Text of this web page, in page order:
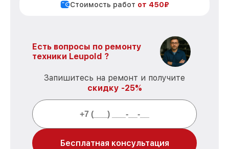
Стоимость работ от 450₽
Есть вопросы по ремонту
техники Leupold ?
Запишитесь на ремонт и получите
скидку -25%
Бесплатная консультация